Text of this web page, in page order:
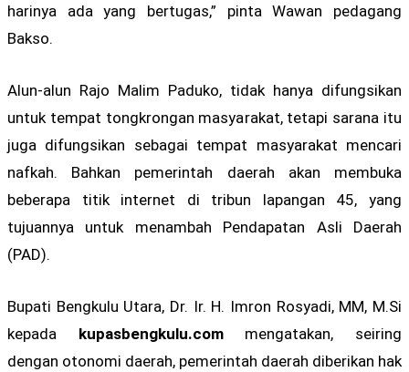
harinya ada yang bertugas,” pinta Wawan pedagang
Bakso.
Alun-alun Rajo Malim Paduko, tidak hanya difungsikan
untuk tempat tongkrongan masyarakat, tetapi sarana itu
juga difungsikan sebagai tempat masyarakat mencari
nafkah. Bahkan pemerintah daerah akan membuka
beberapa titik internet di tribun lapangan 45, yang
tujuannya untuk menambah Pendapatan Asli Daerah
(PAD).
Bupati Bengkulu Utara, Dr. Ir. H. Imron Rosyadi, MM, M.Si
kepada kupasbengkulu.commengatakan, seiring
dengan otonomi daerah, pemerintah daerah diberikan hak